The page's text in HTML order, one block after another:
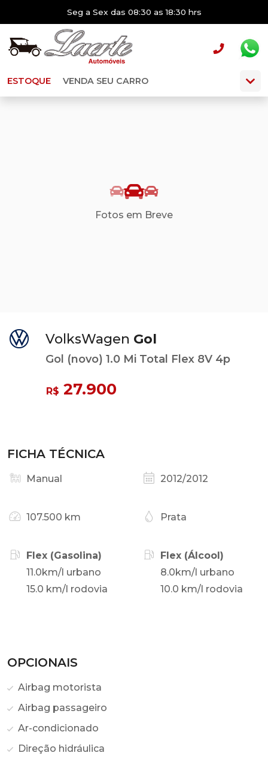
Seg a Sex das 08:30 as 18:30 hrs
ESTOQUE VENDA SEU CARRO
Fotos em Breve
VolksWagen Gol
Gol (novo) 1.0 Mi Total Flex 8V 4p
R$ 27.900
FICHA TÉCNICA
Manual 2012/2012
107.500 km Prata
Flex (Gasolina)
11.0km/l urbano
15.0 km/l rodovia
Flex (Álcool)
8.0km/l urbano
10.0 km/l rodovia
OPCIONAIS
Airbag motorista
Airbag passageiro
Ar-condicionado
Direção hidráulica